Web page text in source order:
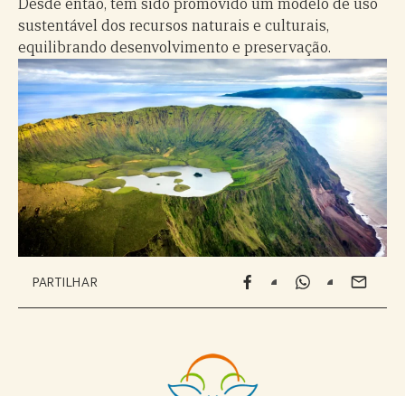
Desde então, tem sido promovido um modelo de uso
sustentável dos recursos naturais e culturais,
equilibrando desenvolvimento e preservação.
PARTILHAR